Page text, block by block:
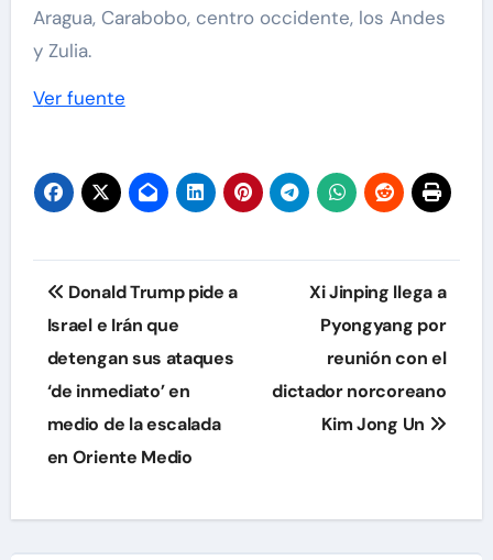
Aragua, Carabobo, centro occidente, los Andes
y Zulia.
Ver fuente
Navegación
de
entradas
Donald Trump pide a
Israel e Irán que
detengan sus ataques
‘de inmediato’ en
medio de la escalada
en Oriente Medio
Xi Jinping llega a
Pyongyang por
reunión con el
dictador norcoreano
Kim Jong Un